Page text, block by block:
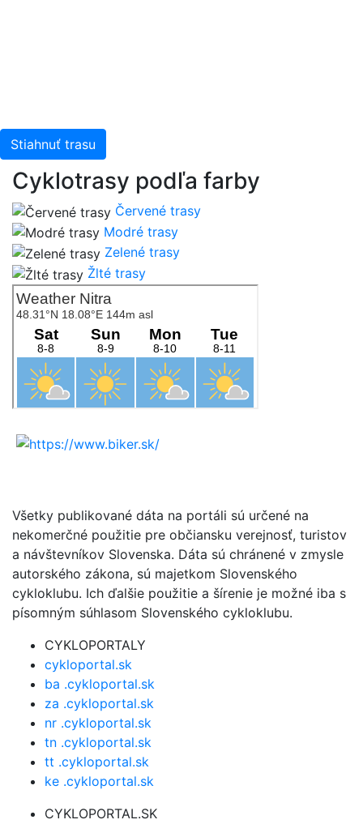
Stiahnuť trasu
Cyklotrasy podľa farby
Červené trasy
Modré trasy
Zelené trasy
Žlté trasy
Všetky publikované dáta na portáli sú určené na
nekomerčné použitie pre občiansku verejnosť, turistov
a návštevníkov Slovenska. Dáta sú chránené v zmysle
autorského zákona, sú majetkom Slovenského
cykloklubu. Ich ďalšie použitie a šírenie je možné iba s
písomným súhlasom Slovenského cykloklubu.
CYKLOPORTALY
cykloportal.sk
ba .cykloportal.sk
za .cykloportal.sk
nr .cykloportal.sk
tn .cykloportal.sk
tt .cykloportal.sk
ke .cykloportal.sk
CYKLOPORTAL.SK